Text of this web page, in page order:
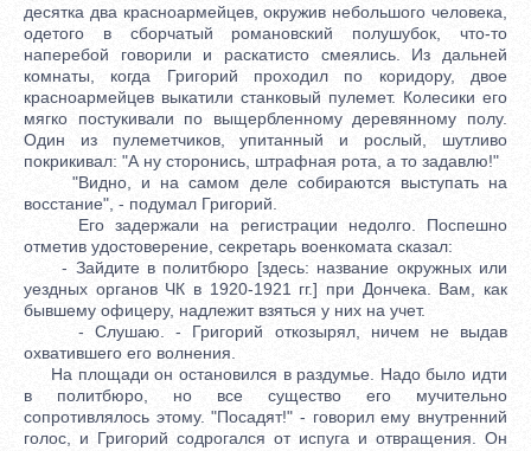
десятка два красноармейцев, окружив небольшого человека,
одетого в сборчатый романовский полушубок, что-то
наперебой говорили и раскатисто смеялись. Из дальней
комнаты, когда Григорий проходил по коридору, двое
красноармейцев выкатили станковый пулемет. Колесики его
мягко постукивали по выщербленному деревянному полу.
Один из пулеметчиков, упитанный и рослый, шутливо
покрикивал: "А ну сторонись, штрафная рота, а то задавлю!"
"Видно, и на самом деле собираются выступать на
восстание", - подумал Григорий.
Его задержали на регистрации недолго. Поспешно
отметив удостоверение, секретарь военкомата сказал:
- Зайдите в политбюро [здесь: название окружных или
уездных органов ЧК в 1920-1921 гг.] при Дончека. Вам, как
бывшему офицеру, надлежит взяться у них на учет.
- Слушаю. - Григорий откозырял, ничем не выдав
охватившего его волнения.
На площади он остановился в раздумье. Надо было идти
в политбюро, но все существо его мучительно
сопротивлялось этому. "Посадят!" - говорил ему внутренний
голос, и Григорий содрогался от испуга и отвращения. Он